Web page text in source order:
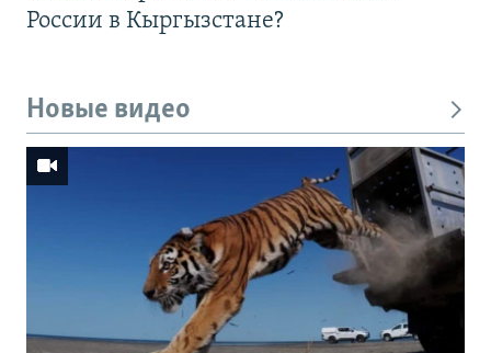
России в Кыргызстане?
Новые видео